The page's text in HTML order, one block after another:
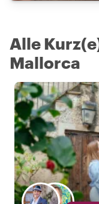
Alle
Mallorca